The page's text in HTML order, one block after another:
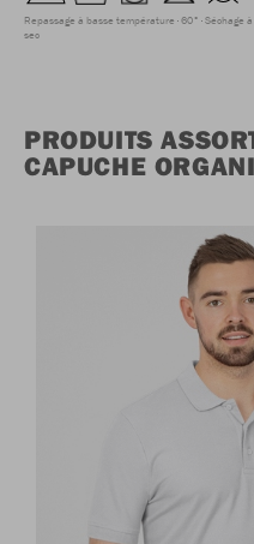
Repassage à basse température 60° Séchage
sec
PRODUITS
CAPUCHE